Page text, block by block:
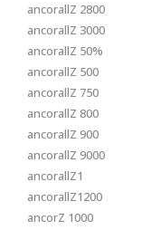
ancorallZ 2800
ancorallZ 3000
ancorallZ 50%
ancorallZ 500
ancorallZ 750
ancorallZ 800
ancorallZ 900
ancorallZ 9000
ancorallZ1
ancorallZ1200
ancorZ 1000